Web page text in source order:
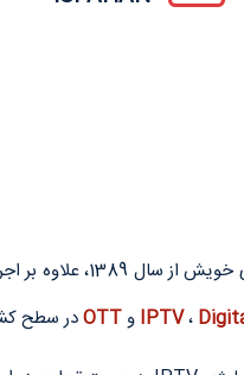
IPTV، و OTTدر سطح